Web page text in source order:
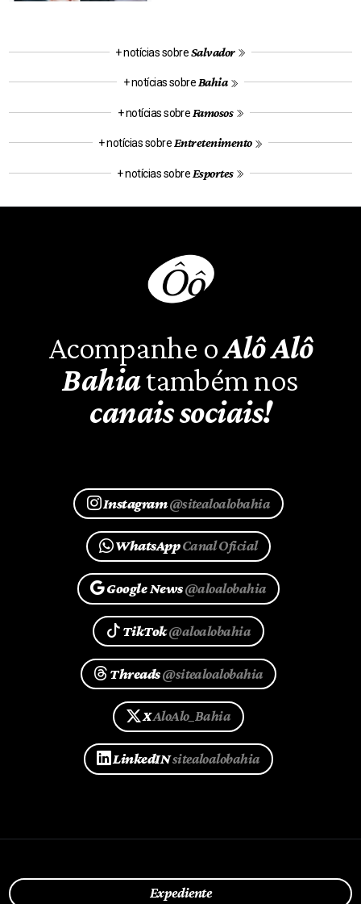
+ notícias sobreSalvador
+ notícias sobre Bahia
+ notícias sobre Famosos
+ notícias sobre Entretenimento
+ notícias sobre Esportes
Acompanhe oAlô Alô
Bahiatambém nos
canais sociais!
Instagram@sitealoalobahia
WhatsAppCanal Oficial
Google News@aloalobahia
TikTok@aloalobahia
Threads@sitealoalobahia
XAloAlo_Bahia
LinkedINsitealoalobahia
Expediente